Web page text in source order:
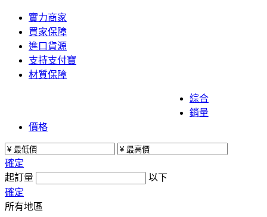
實力商家
買家保障
進口貨源
支持支付寶
材質保障
綜合
銷量
價格
確定
起訂量
以下
確定
所有地區